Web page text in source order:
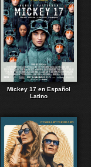
Mickey 17 en Español
Latino